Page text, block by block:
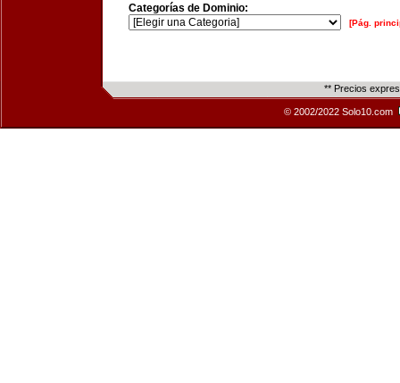
Categorías de Dominio:
[Pág.
** Precios
© 2002/2022 Solo10.com